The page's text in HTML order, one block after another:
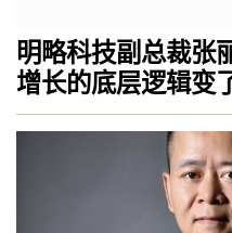
明略科技副总裁张
增长的底层逻辑变